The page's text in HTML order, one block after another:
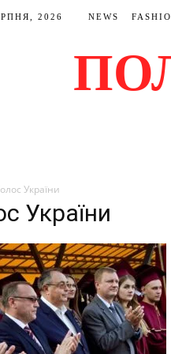
2026 NEWS
України
України